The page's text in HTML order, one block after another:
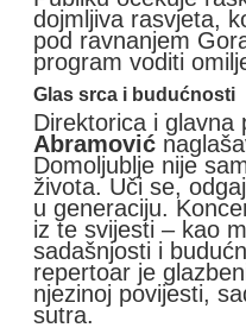
dojmljiva rasvjeta,
pod ravnanjem
program voditi
Glas srca i budućnosti
Direktorica i glavna
Abramović
Domoljublje nije
života. Uči se,
u generaciju.
iz te svijesti – kao
sadašnjosti i
repertoar je
njezinoj povijesti,
sutra.